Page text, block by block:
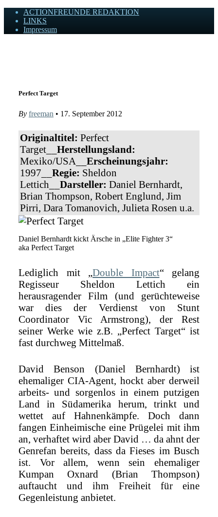
ACTIONFREUNDE REDAKTION
LINKS
Impressum
Perfect Target
By freeman • 17. September 2012
Originaltitel: Perfect
Target__ Herstellungsland:
Mexiko/USA__ Erscheinungsjahr:
1997__ Regie: Sheldon
Lettich__ Darsteller: Daniel Bernhardt,
Brian Thompson, Robert Englund, Jim
Pirri, Dara Tomanovich, Julieta Rosen u.a.
Daniel Bernhardt kickt Ärsche in „Elite Fighter 3“
aka Perfect Target
Lediglich mit „Double Impact“ gelang
Regisseur Sheldon Lettich ein
herausragender Film (und gerüchteweise
war dies der Verdienst von Stunt
Coordinator Vic Armstrong), der Rest
seiner Werke wie z.B. „Perfect Target“ ist
fast durchweg Mittelmaß.
David Benson (Daniel Bernhardt) ist
ehemaliger CIA-Agent, hockt aber derweil
arbeits- und sorgenlos in einem putzigen
Land in Südamerika herum, trinkt und
wettet auf Hahnenkämpfe. Doch dann
fangen Einheimische eine Prügelei mit ihm
an, verhaftet wird aber David … da ahnt der
Genrefan bereits, dass da Fieses im Busch
ist. Vor allem, wenn sein ehemaliger
Kumpan Oxnard (Brian Thompson)
auftaucht und ihm Freiheit für eine
Gegenleistung anbietet.